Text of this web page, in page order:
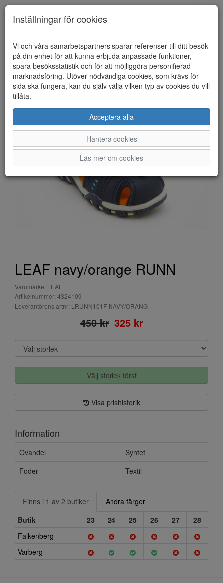
HEM LEAF
LEAF navy/orange RUNN
Varumärke: LEAF
Artikelnummer: 4324109
Leverantörens artnr: LRUNN101F-NAVY/ORANG
450 kr 325 kr
Välj storlek först
Visa prishistorik
Information
Ovandel
Syntet
Foder
Textil
Finns i 1 av 2 butiker
Andra färger
Butik
23 24 25 26 27
28
Falkenberg
Varberg
Inställningar för cookies
Vi och våra samarbetspartners sparar referenser till ditt besök
på din enhet för att kunna erbjuda anpassade funktioner,
spara besöksstatistik och för att möjliggöra personifierad
marknadsföring. Utöver nödvändiga cookies, som krävs för
sida ska fungera, kan du själv välja vilken typ av cookies du vill
tillåta.
Acceptera alla
Hantera cookies
Läs mer om cookies